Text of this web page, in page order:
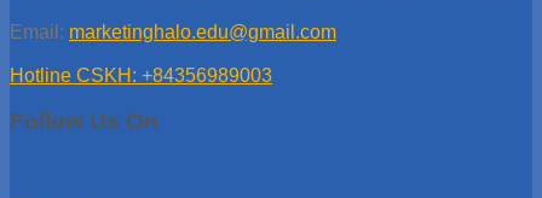
Email: marketinghalo.edu@gmail.com
Hotline CSKH: +84356989003
Follow Us On